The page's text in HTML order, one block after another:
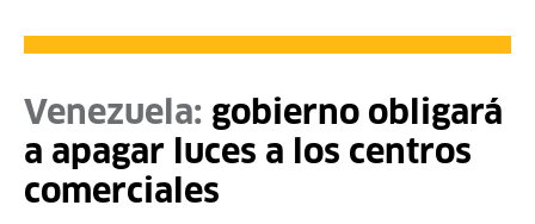
Venezuela: gobierno obligará
a apagar luces a los centros
comerciales